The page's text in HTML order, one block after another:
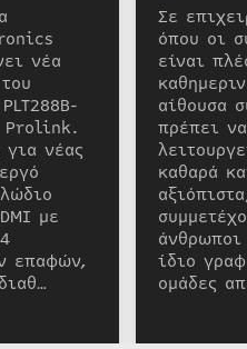
νέα
Prolink.
για νέας
με
επαφών,
Σε
όπου οι
είναι
αίθουσα
πρέπει να
καθαρά
ίδιο
ομάδες